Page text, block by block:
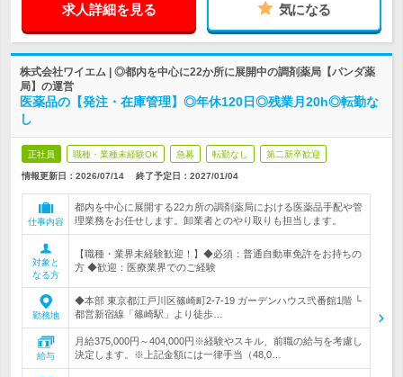
求人詳細を見る 気になる
株式会社ワイエム | ◎都内を中心に22か所に展開中の調剤薬局【パンダ薬
局】の運営
医薬品の【発注・在庫管理】◎年休120日◎残業月20h◎転勤な
し
正社員 職種・業種未経験OK 急募 転勤なし 第二新卒歓迎
情報更新日：2026/07/14 終了予定日： 2027/01/04
仕事内容
都内を中心に展開する22カ所の調剤薬局における医薬品手配や管
理業務をお任せします。卸業者とのやり取りも担当します。
対象と
なる方
【職種・業界未経験歓迎！】◆必須：普通自動車免許をお持ちの
方 ◆歓迎：医療業界でのご経験
勤務地
◆本部 東京都江戸川区篠崎町2-7-19 ガーデンハウス弐番館1階 └
都営新宿線「篠崎駅」より徒歩…
給与
月給375,000円～404,000円※経験やスキル、前職の給与を考慮し
決定します。※上記金額には一律手当（48,0…